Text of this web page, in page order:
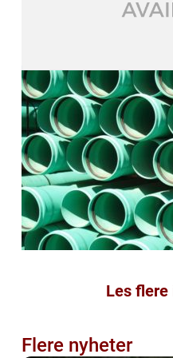
Les flere
Flere nyheter